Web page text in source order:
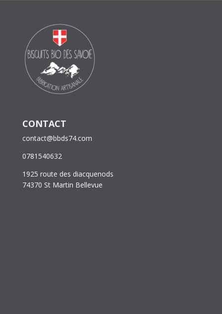
CONTACT
contact@bbds74.com
0781540632
1925 route des diacquenods
74370 St Martin Bellevue